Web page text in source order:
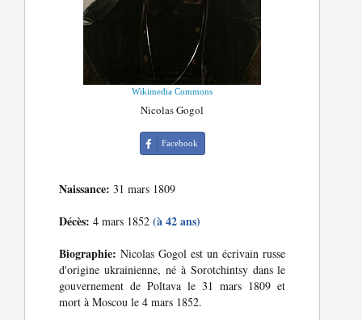
Wikimedia Commons
Nicolas Gogol
Facebook
Naissance: 31 mars 1809
Décès: 4 mars 1852(à 42 ans)
Biographie: Nicolas Gogol est un écrivain russe
d'origine ukrainienne, né à Sorotchintsy dans le
gouvernement de Poltava le 31 mars 1809 et
mort à Moscou le 4 mars 1852.